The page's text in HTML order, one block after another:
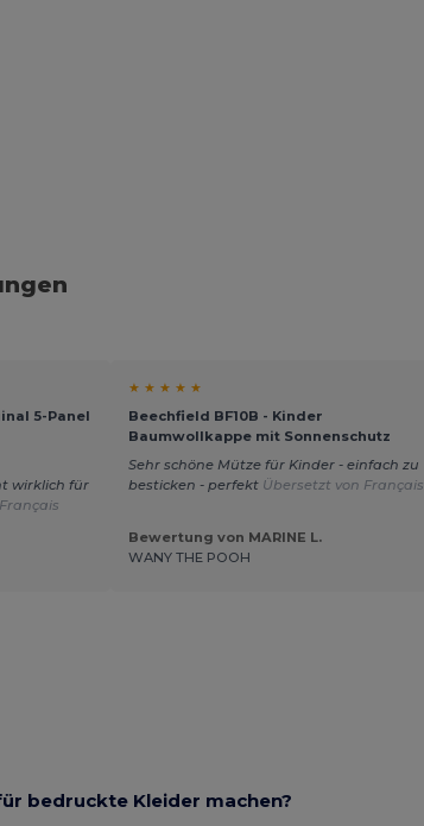
5-Panel
wirklich für
★ ★ ★ ★ ★
Beechfield BF10B - Kinder
Baumwollkappe mit Sonnenschutz
Sehr schöne Mütze für Kinder - einfach zu
besticken - perfekt Übersetzt von Français
Bewertung von MARINE L.
WANY THE POOH
bedruckte Kleider machen?